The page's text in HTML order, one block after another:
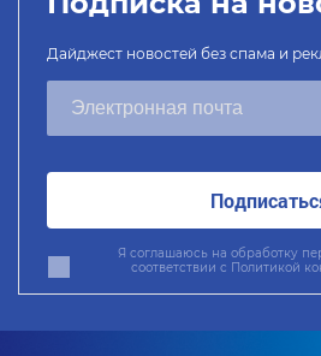
Дайджест новостей без спама и
Я соглашаюсь на обработку
соответствии с Политикой